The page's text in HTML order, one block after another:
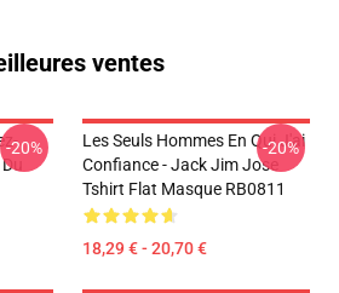
ventes
-20%
Les Seuls Hommes En Qui J'ai
Confiance - Jack Jim Jose
Tshirt Flat Masque RB0811
18,29 € - 20,70 €
-20%